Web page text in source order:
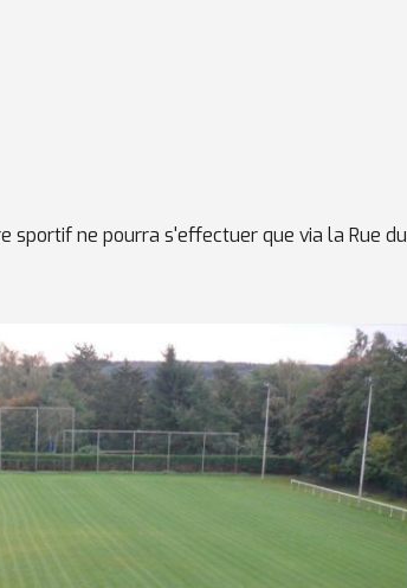
sportif ne pourra s'effectuer que via la Rue du